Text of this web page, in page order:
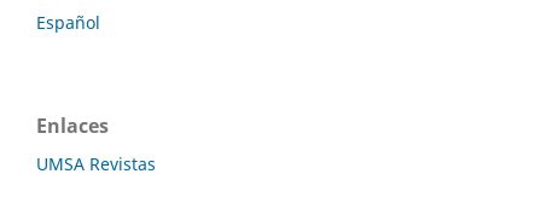
Español
Enlaces
UMSA Revistas